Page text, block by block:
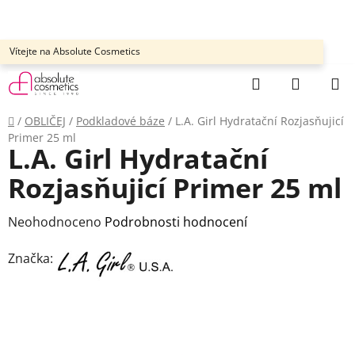
obsah
Vítejte na Absolute Cosmetics
Hledat
Domů
/ OBLIČEJ / Podkladové báze / L.A. Girl Hydratační Rozjasňujicí
Primer 25 ml
L.A. Girl Hydratační
Rozjasňujicí Primer 25 ml
Průměrné
produktu
Neohodnoceno Podrobnosti hodnocení
Značka: